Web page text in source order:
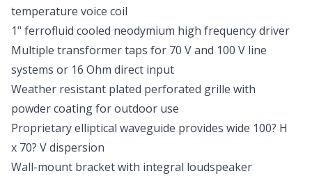
temperature voice coil
1" ferrofluid cooled neodymium high frequency driver
Multiple transformer taps for 70 V and 100 V line
systems or 16 Ohm direct input
Weather resistant plated perforated grille with
powder coating for outdoor use
Proprietary elliptical waveguide provides wide 100? H
x 70? V dispersion
Wall-mount bracket with integral loudspeaker